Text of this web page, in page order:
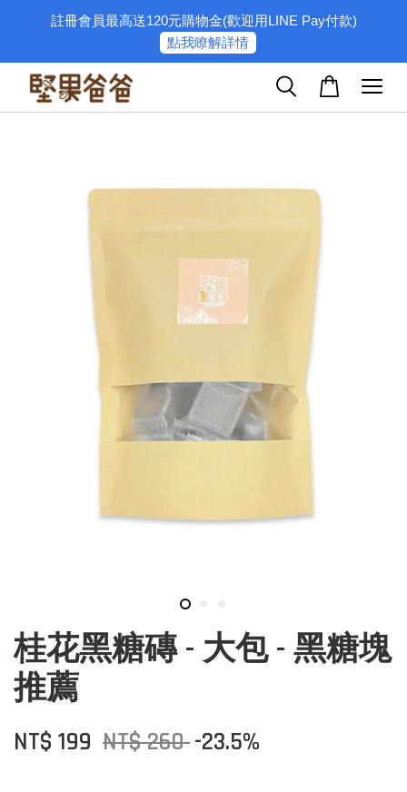
註冊會員最高送120元購物金(歡迎用LINE Pay付款)
點我瞭解詳情
桂花黑糖磚 - 大包 - 黑糖塊
推薦
NT$ 199 NT$ 260-23.5%